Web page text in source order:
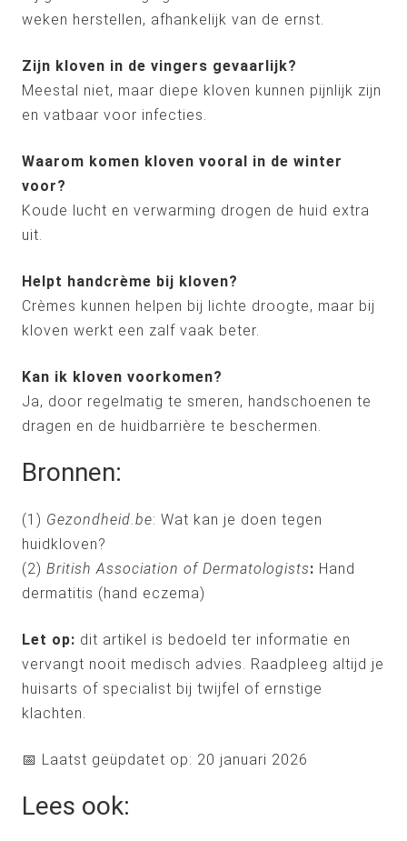
weken herstellen, afhankelijk van de ernst.
Zijn kloven in de vingers gevaarlijk?
Meestal niet, maar diepe kloven kunnen pijnlijk zijn
en vatbaar voor infecties.
Waarom komen kloven vooral in de winter
voor?
Koude lucht en verwarming drogen de huid extra
uit.
Helpt handcrème bij kloven?
Crèmes kunnen helpen bij lichte droogte, maar bij
kloven werkt een zalf vaak beter.
Kan ik kloven voorkomen?
Ja, door regelmatig te smeren, handschoenen te
dragen en de huidbarrière te beschermen.
Bronnen:
(1) Gezondheid.be: Wat kan je doen tegen
huidkloven?
(2) British Association of Dermatologists: Hand
dermatitis (hand eczema)
Let op: dit artikel is bedoeld ter informatie en
vervangt nooit medisch advies. Raadpleeg altijd je
huisarts of specialist bij twijfel of ernstige
klachten.
📅 Laatst geüpdatet op: 20 januari 2026
Lees ook: